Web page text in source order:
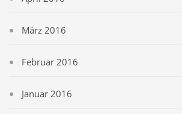
März 2016
Februar 2016
Januar 2016